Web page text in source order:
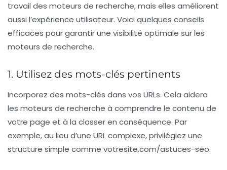
travail des moteurs de recherche, mais elles améliorent
aussi l’expérience utilisateur. Voici quelques conseils
efficaces pour garantir une visibilité optimale sur les
moteurs de recherche.
1. Utilisez des mots-clés pertinents
Incorporez des mots-clés dans vos URLs. Cela aidera
les moteurs de recherche à comprendre le contenu de
votre page et à la classer en conséquence. Par
exemple, au lieu d’une URL complexe, privilégiez une
structure simple comme votresite.com/astuces-seo.